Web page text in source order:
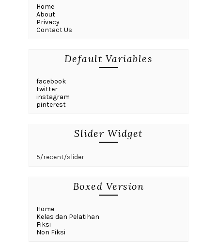
Home
About
Privacy
Contact Us
Default Variables
facebook
twitter
instagram
pinterest
Slider Widget
5/recent/slider
Boxed Version
Home
Kelas dan Pelatihan
Fiksi
Non Fiksi